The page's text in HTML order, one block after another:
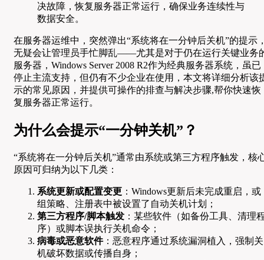
决故障，恢复服务器正常运行，确保业务连续性与
数据安全。
在服务器运维中，突然弹出“系统将在一分钟后关机”的提示
无疑会让管理员手忙脚乱——尤其是对于仍在运行关键业务
服务器，Windows Server 2008 R2作为经典服务器系统，虽已
停止主流支持，但仍有不少企业在使用，本文将详细分析该
示的常见原因，并提供可操作的排查与解决步骤,帮你快速恢
复服务器正常运行。
为什么会提示“一分钟关机”？
“系统将在一分钟后关机”通常由系统或第三方程序触发，核
原因可归纳为以下几类：
系统更新或配置变更 ：Windows更新后未完成重启，或
组策略、注册表中被设置了自动关机计划；
第三方程序/脚本触发 ：某些软件（如备份工具、清理
序）或脚本误执行关机命令；
病毒或恶意软件：恶意程序通过系统漏洞植入，强制关
机破坏数据或传播自身；